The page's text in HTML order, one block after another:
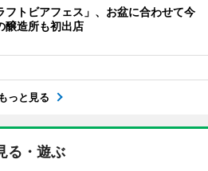
フトビアフェス」、お盆に合わせて今
造所も初出店
もっと見る
る・遊ぶ